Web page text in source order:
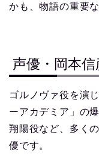
かも、物語の重要
声優・岡本
ゴルノヴァ役を演
ーアカデミア」の
翔陽役など、多く
優です。